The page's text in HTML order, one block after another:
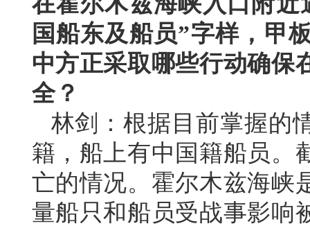
国船东及船员”字样，甲
中方正采取哪些行动确保
全？
林剑：根据目前掌握的
籍，船上有中国籍船员。
亡的情况。霍尔木兹海峡
量船只和船员受战事影响